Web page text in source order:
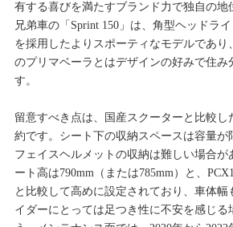
有する喜びを満たすブランド力で独自の地
兄弟車の「Sprint 150」は、角型ヘッドラ
を採用したよりスポーティなモデルであり
のプリマベーラとはデザインの好みで住み
す。
留意すべき点は、国産スクーターと比較し
約です。シート下の収納スペースは容量が
フェイスヘルメットの収納は難しい場合が
ート高は790mm（または785mm）と、
と比較して高めに設定されており、車体幅
イダーにとっては足つき性に不安を感じる